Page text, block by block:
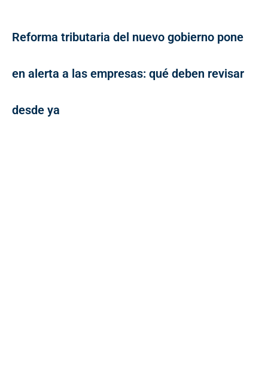
Reforma tributaria del nuevo gobierno pone
en alerta a las empresas: qué deben revisar
desde ya